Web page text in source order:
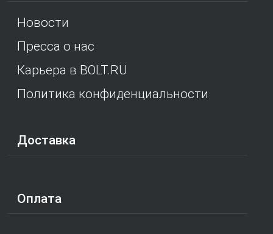
Новости
Пресса о нас
Карьера в BOLT.RU
Политика конфиденциальности
Доставка
Оплата